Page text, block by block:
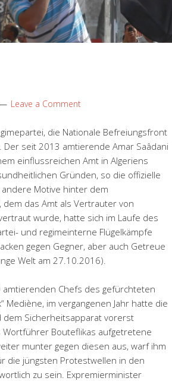
Leave a Comment
die Nationale Befreiungsfront
seit 2013 amtierende Amar Saâdani
einflussreichen Amt in Algeriens
Gründen, so die offizielle
Motive hinter dem
das Amt als Vertrauter von
wurde, hatte sich im Laufe des
und regimeinterne Flügelkämpfe
gegen Gegner, aber auch Getreue
Welt am 27.10.2016).
Chefs des gefürchteten
Mediène, im vergangenen Jahr hatte die
dem Sicherheitsapparat vorerst
Bouteflikas aufgetretene
munter gegen diesen aus, warf ihm
die jüngsten Protestwellen in den
zu sein. Expremierminister